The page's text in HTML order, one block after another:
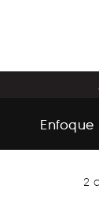
Enfoque
2